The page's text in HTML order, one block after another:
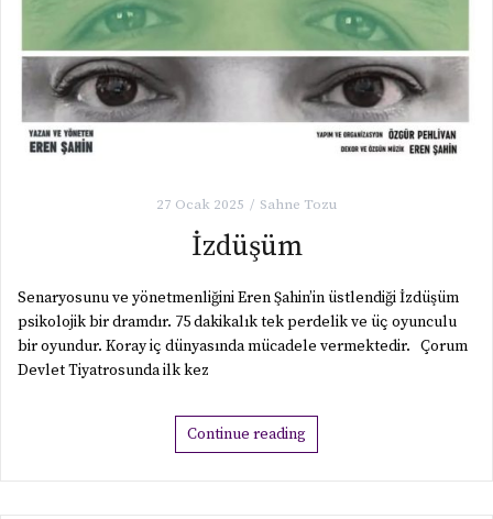
27 Ocak 2025 Sahne Tozu
İzdüşüm
Senaryosunu ve yönetmenliğini Eren Şahin’in üstlendiği İzdüşüm
psikolojik bir dramdır. 75 dakikalık tek perdelik ve üç oyunculu
bir oyundur. Koray iç dünyasında mücadele vermektedir. Çorum
Devlet Tiyatrosunda ilk kez
Continue reading